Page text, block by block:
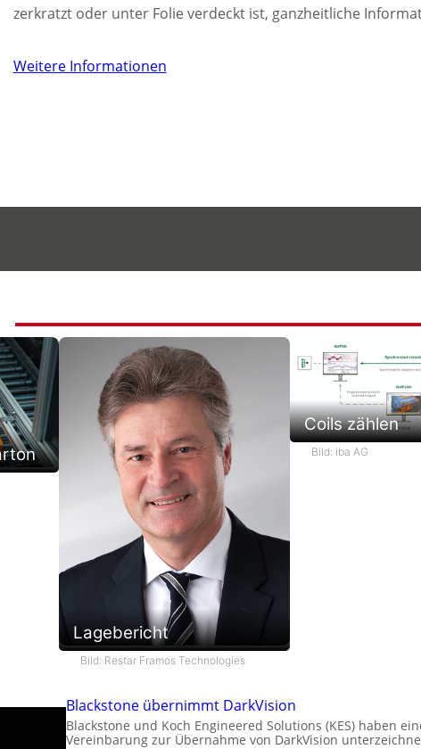
zerkratzt oder unter Folie verdeckt ist, ganzheitliche
Weitere Informationen
Lagebericht
Bild: Restar Framos Technologies
Coils zählen
Bild: iba AG
Blackstone übernimmt DarkVision
Blackstone und Koch Engineered Solutions (KES) haben
Vereinbarung zur Übernahme von DarkVision